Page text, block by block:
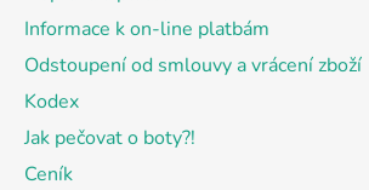
Informace k on-line platbám
Odstoupení od smlouvy a vrácení zboží
Kodex
Jak pečovat o boty?!
Ceník